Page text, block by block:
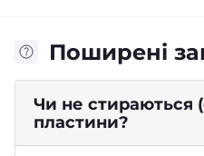
Поширені
Чи не стираються
пластини?